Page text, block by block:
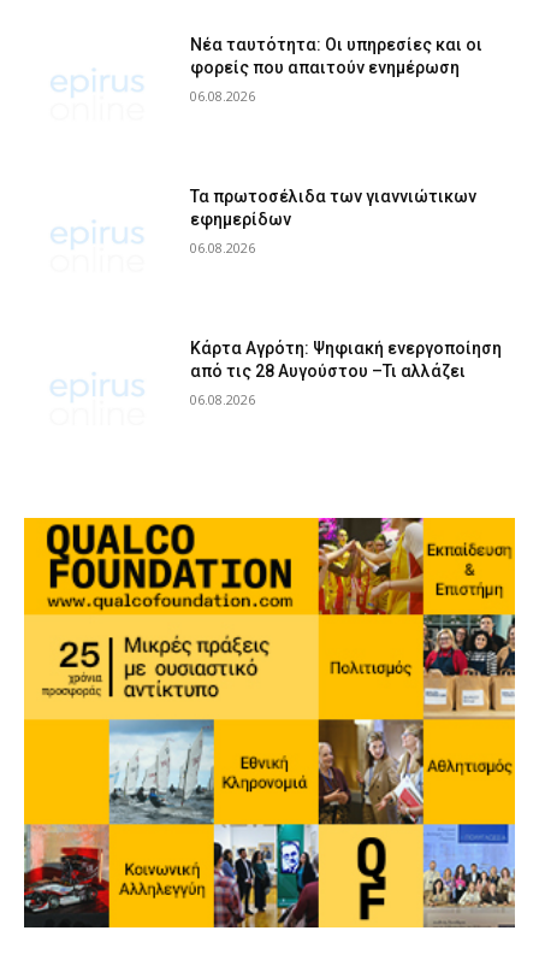
Νέα ταυτότητα: Οι υπηρεσίες και οι
φορείς που απαιτούν ενημέρωση
06.08.2026
Τα πρωτοσέλιδα των γιαννιώτικων
εφημερίδων
06.08.2026
Κάρτα Αγρότη: Ψηφιακή ενεργοποίηση
από τις 28 Αυγούστου –Τι αλλάζει
06.08.2026